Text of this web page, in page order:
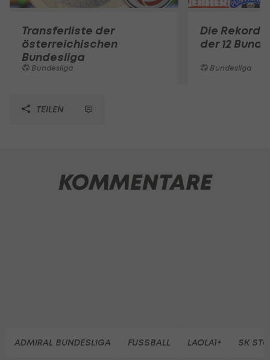
Transferliste der
österreichischen
Bundesliga
Bundesliga
Die Rekord-
der 12
Bundesliga
TEILEN
KOMMENTARE
ADMIRAL BUNDESLIGA FUSSBALL LAOLA1+ SK